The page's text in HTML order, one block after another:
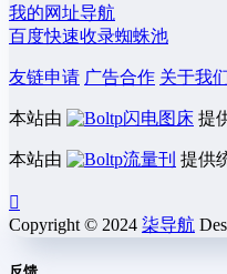
我的网址导航
百度快速收录蜘蛛池
友链申请 广告合作 关于我
本站由 闪电图床 提
本站由 流量刊 提供
Copyright © 2024 柒导航